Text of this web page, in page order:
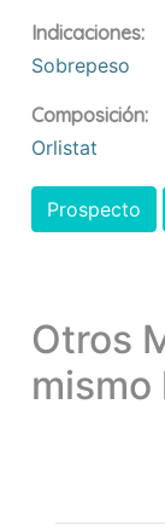
Indicaciones:
Sobrepeso
Composición:
Orlistat
Prospecto
Otros